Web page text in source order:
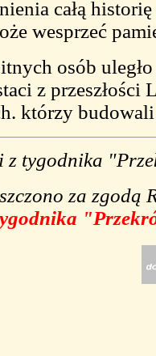
całą
wesprzeć
osób
z przeszłości
którzy
z tygodnika
za zgodą